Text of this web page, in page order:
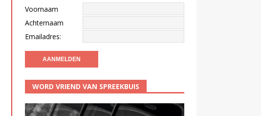
Voornaam
Achternaam
Emailadres:
WORD VRIEND VAN SPREEKBUIS